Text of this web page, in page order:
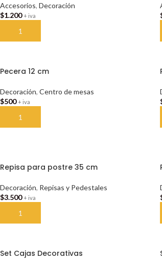
Accesorios, Decoración
$1.200 + iva
AÑADIR AL CARRITO
Pecera 12 cm
Decoración, Centro de mesas
$500 + iva
AÑADIR AL CARRITO
Repisa para postre 35 cm
Decoración, Repisas y Pedestales
$3.500 + iva
AÑADIR AL CARRITO
Set Cajas Decorativas